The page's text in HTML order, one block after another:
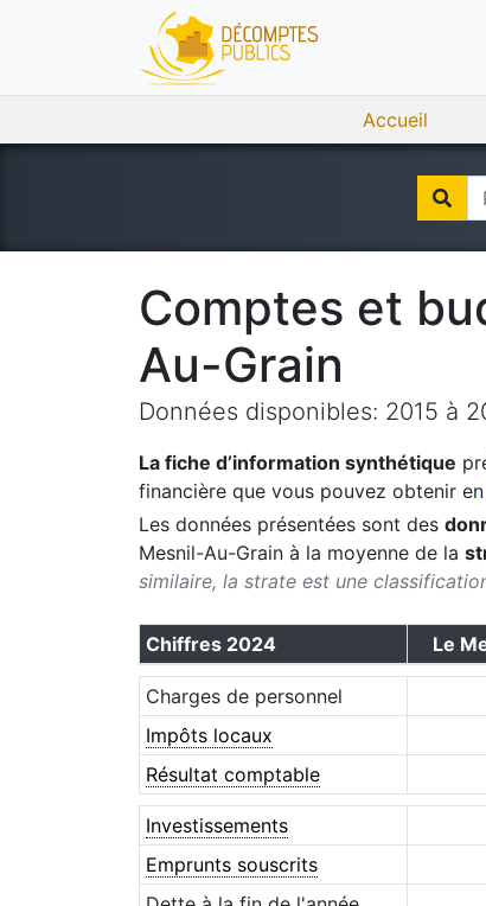
Accueil
Comptes et
Au-Grain
Données disponibles: 2015 à
La fiche d’information synthétique
financière que vous pouvez obtenir en
Les données présentées sont des
Mesnil-Au-Grain à la moyenne de la
similaire, la strate est une
Chiffres 2024 Le
Charges de personnel
Impôts locaux
Résultat comptable
Investissements
Emprunts souscrits